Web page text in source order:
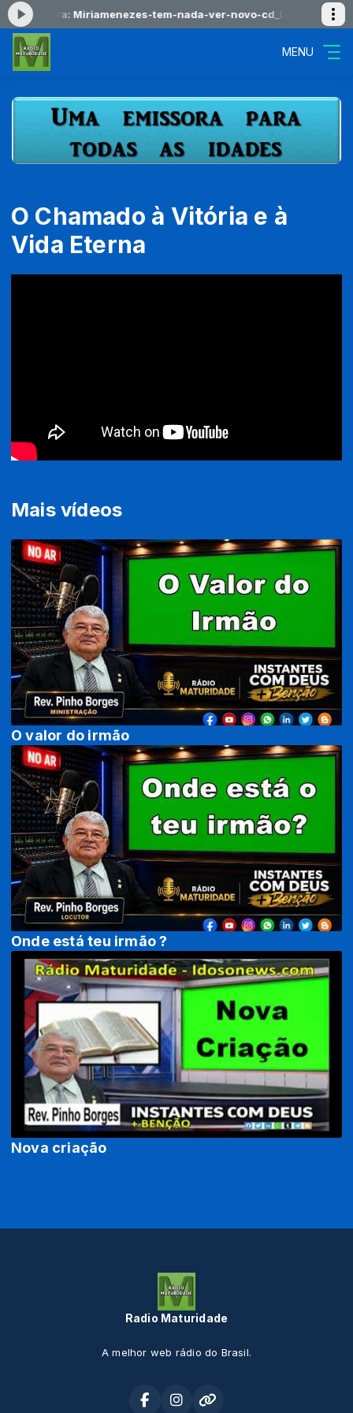
agora: Miriamenezes-tem-nada-ver-novo-cd_LOUVOR
MENU
O Chamado à Vitória e à
Vida Eterna
Mais vídeos
O valor do irmão
Onde está teu irmão ?
Nova criação
Radio Maturidade
A melhor web rádio do Brasil.